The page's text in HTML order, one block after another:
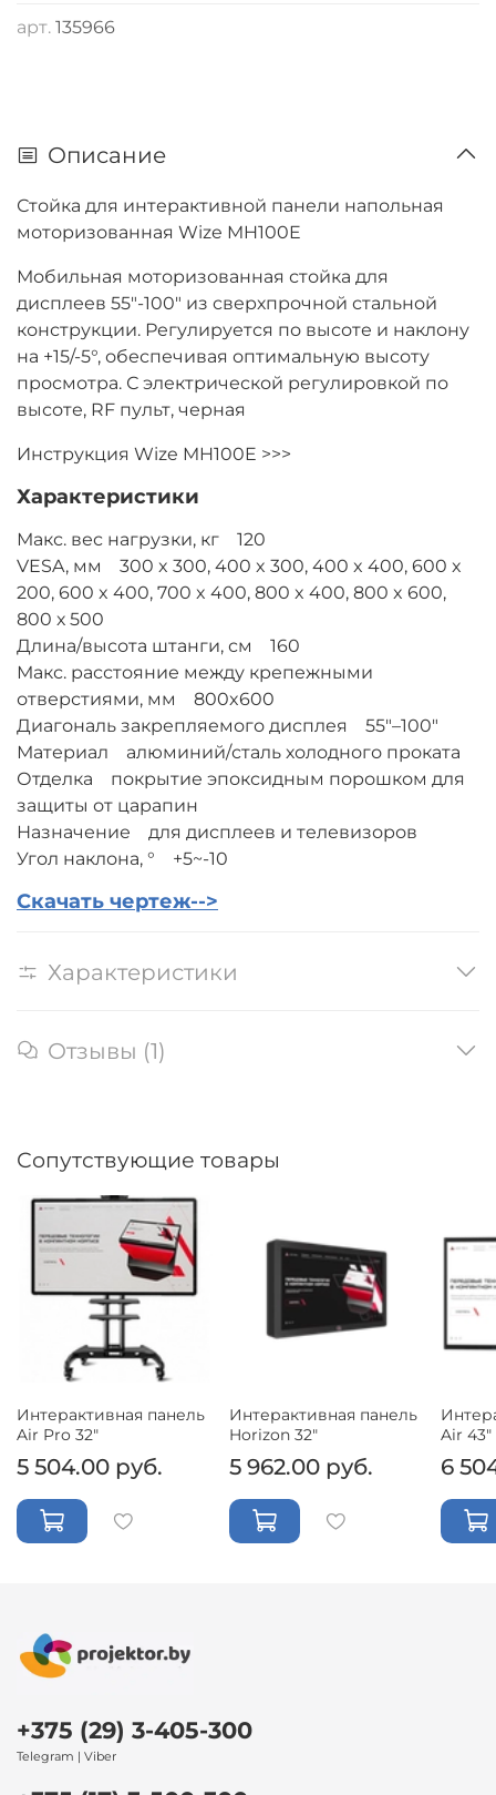
арт. 135966
Описание
Стойка для интерактивной панели напольная
моторизованная Wize MH100E
Мобильная моторизованная стойка для
дисплеев 55"-100" из сверхпрочной стальной
конструкции. Регулируется по высоте и наклону
на +15/-5°, обеспечивая оптимальную высоту
просмотра. С электрической регулировкой по
высоте, RF пульт, черная
Инструкция Wize MH100E >>>
Характеристики
Макс. вес нагрузки, кг 120
VESA, мм 300 x 300, 400 x 300, 400 x 400, 600 x
200, 600 x 400, 700 x 400, 800 x 400, 800 x 600,
800 х 500
Длина/высота штанги, см 160
Макс. расстояние между крепежными
отверстиями, мм 800x600
Диагональ закрепляемого дисплея 55"–100"
Материал алюминий/сталь холодного проката
Отделка покрытие эпоксидным порошком для
защиты от царапин
Назначение для дисплеев и телевизоров
Угол наклона, ° +5~-10
Скачать чертеж-->
Характеристики
Отзывы (1)
Сопутствующие товары
Интерактивная панель
Air Pro 32"
5 504.00 руб.
Интерактивная панель
Horizon 32"
5 962.00 руб.
Air 43"
6
+375 (29) 3-405-300
Telegram | Viber